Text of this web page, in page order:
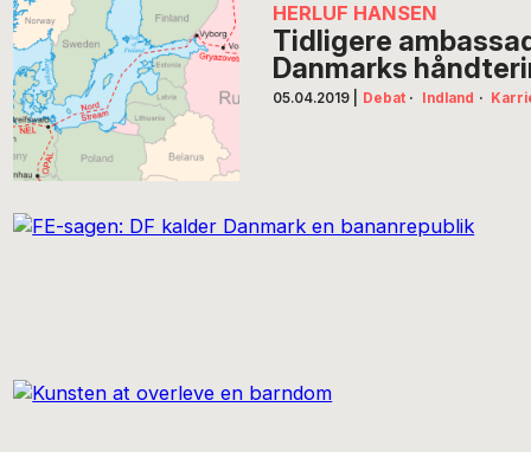
HERLUF HANSEN
Tidligere
Danmarks
05.04.2019 Debat · Indland ·